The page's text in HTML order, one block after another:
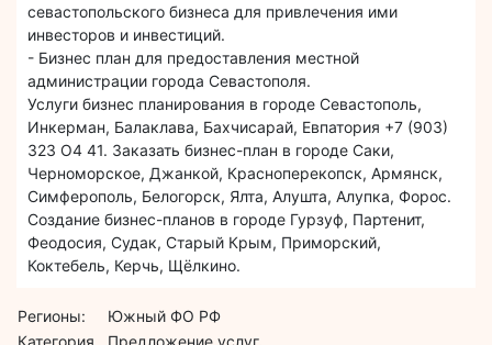
севастопольского бизнеса для привлечения ими
инвесторов и инвестиций.
- Бизнес план для предоставления местной
администрации города Севастополя.
Услуги бизнес планирования в городе Севастополь,
Инкерман, Балаклава, Бахчисарай, Евпатория +7 (903)
323 О4 41. Заказать бизнес-план в городе Саки,
Черноморское, Джанкой, Красноперекопск, Армянск,
Симферополь, Белогорск, Ялта, Алушта, Алупка, Форос.
Создание бизнес-планов в городе Гурзуф, Партенит,
Феодосия, Судак, Старый Крым, Приморский,
Коктебель, Керчь, Щёлкино.
Регионы:
Южный ФО РФ
Категория
Предложение услуг,